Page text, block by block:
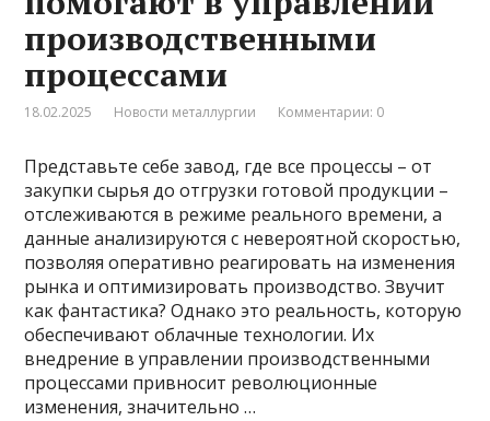
производственными
процессами
18.02.2025 Новости металлургии Комментарии: 0
Представьте себе завод, где все процессы – от
закупки сырья до отгрузки готовой продукции –
отслеживаются в режиме реального времени, а
данные анализируются с невероятной скоростью,
позволяя оперативно реагировать на изменения
рынка и оптимизировать производство. Звучит
как фантастика? Однако это реальность, которую
обеспечивают облачные технологии. Их
внедрение в управлении производственными
процессами привносит революционные
изменения, значительно …